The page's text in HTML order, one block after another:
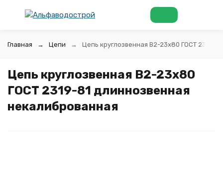
Главная Цепи Цепь круглозвенная B2-23х80 ГОСТ 2319-
Цепь круглозвенная B2-23х80
ГОСТ 2319-81 длиннозвенная
некалиброванная